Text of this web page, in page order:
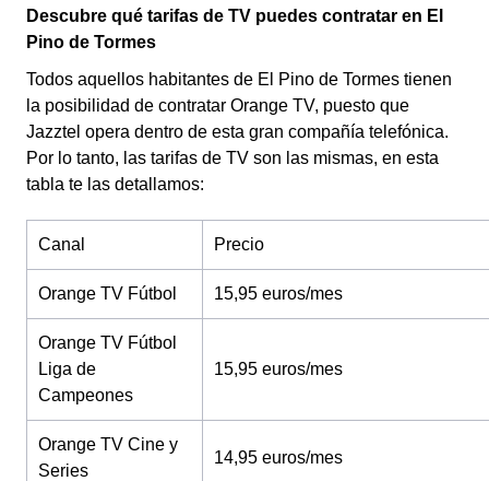
Descubre qué tarifas de TV puedes contratar en El
Pino de Tormes
Todos aquellos habitantes de El Pino de Tormes tienen
la posibilidad de contratar Orange TV, puesto que
Jazztel opera dentro de esta gran compañía telefónica.
Por lo tanto, las tarifas de TV son las mismas, en esta
tabla te las detallamos:
Canal Precio
Orange TV Fútbol 15,95 euros/mes
Orange TV Fútbol
Liga de
Campeones
15,95 euros/mes
Orange TV Cine y
Series
14,95 euros/mes